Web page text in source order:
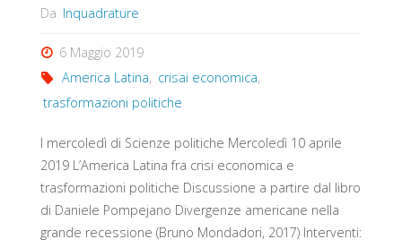
Da Inquadrature
6 Maggio 2019
America Latina, crisai economica,
trasformazioni politiche
I mercoledì di Scienze politiche Mercoledì 10 aprile
2019 L’America Latina fra crisi economica e
trasformazioni politiche Discussione a partire dal libro
di Daniele Pompejano Divergenze americane nella
grande recessione (Bruno Mondadori, 2017) Interventi: